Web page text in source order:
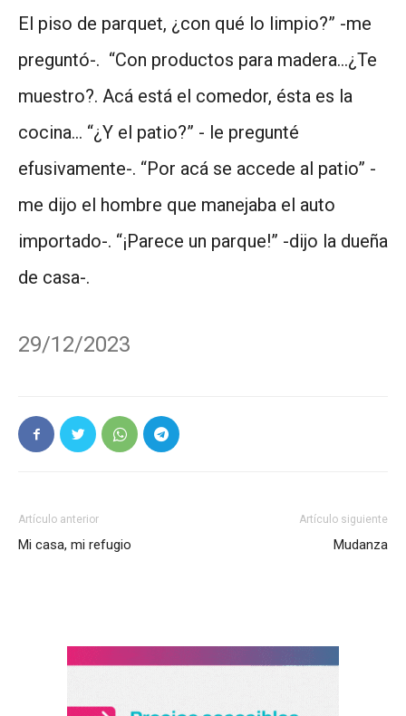
El piso de parquet, ¿con qué lo limpio?” -me
preguntó-. “Con productos para madera…¿Te
muestro?. Acá está el comedor, ésta es la
cocina… “¿Y el patio?” - le pregunté
efusivamente-. “Por acá se accede al patio” -
me dijo el hombre que manejaba el auto
importado-. “¡Parece un parque!” -dijo la dueña
de casa-.
29/12/2023
Artículo anterior
Mi casa, mi refugio
Artículo siguiente
Mudanza